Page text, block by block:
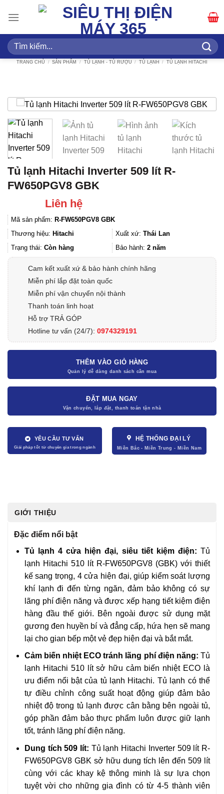
qua
dung
Tìm
kiếm:
TRANG CHỦ / SẢN PHẨM / TỦ LẠNH - TỦ RƯỢU / TỦ LẠNH / TỦ LẠNH HITACHI
Tủ lạnh Hitachi Inverter 509 lít R-
FW650PGV8 GBK
Liên hệ
Mã sản phẩm: R-FW650PGV8 GBK
Thương hiệu: Hitachi Xuất xứ: Thái Lan
Trạng thái: Còn hàng Bảo hành: 2 năm
Cam kết xuất xứ & bảo hành chính hãng
Miễn phí lắp đặt toàn quốc
Miễn phí vận chuyển nội thành
Thanh toán linh hoạt
Hỗ trợ TRẢ GÓP
Hotline tư vấn (24/7): 0974329191
THÊM VÀO GIỎ HÀNG
ĐẶT MUA NGAY
YÊU CẦU TƯ VẤN HỆ THỐNG ĐẠI LÝ
GIỚI THIỆU
Đặc điểm nổi bật
Tủ lạnh 4 cửa hiện đại, siêu tiết kiệm điện: Tủ
lạnh Hitachi 510 lít R-FW650PGV8 (GBK) với thiết
kế sang trọng, 4 cửa hiện đại, giúp kiểm soát lượng
khí lạnh đi đến từng ngăn, đảm bảo không có sự
lãng phí điện năng và được xếp hạng tiết kiệm điện
hàng đầu thế giới. Bên ngoài được sử dụng mặt
gương đen huyền bí và đẳng cấp, hứa hẹn sẽ mang
lại cho gian bếp một vẻ đẹp hiện đại và bắt mắt.
Cảm biến nhiệt ECO tránh lãng phí điện năng: Tủ
lạnh Hitachi 510 lít sở hữu cảm biến nhiệt ECO là
ưu điểm nổi bật của tủ lạnh Hitachi. Tủ lạnh có thể
tự điều chỉnh công suất hoạt động giúp đảm bảo
nhiệt độ trong tủ lạnh được cân bằng bên ngoài tủ,
góp phần đảm bảo thực phẩm luôn được giữ lạnh
tốt, tránh lãng phí điện năng.
Dung tích 509 lít: Tủ lạnh Hitachi Inverter 509 lít R-
FW650PGV8 GBK sở hữu dung tích lên đến 509 lít
cùng với các khay kệ thông minh là sự lựa chọn
tuyệt vời cho những gia đình có từ 4-5 thành viên